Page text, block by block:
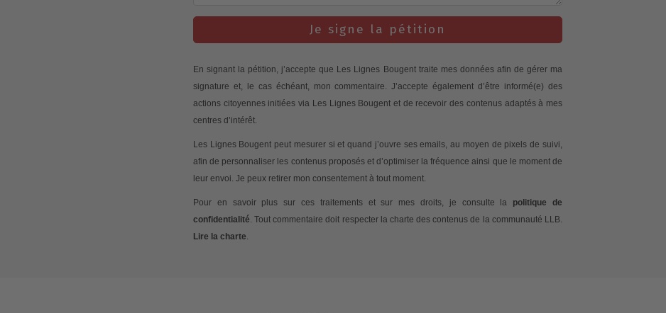
Je signe la pétition
En signant la pétition, j’accepte que Les Lignes Bougent traite mes données afin de gérer ma
signature et, le cas échéant, mon commentaire. J’accepte également d’être informé(e) des
actions citoyennes initiées via Les Lignes Bougent et de recevoir des contenus adaptés à mes
centres d’intérêt.
Les Lignes Bougent peut mesurer si et quand j’ouvre ses emails, au moyen de pixels de suivi,
afin de personnaliser les contenus proposés et d’optimiser la fréquence ainsi que le moment de
leur envoi. Je peux retirer mon consentement à tout moment.
Pour en savoir plus sur ces traitements et sur mes droits, je consulte la politique de
confidentialité. Tout commentaire doit respecter la charte des contenus de la communauté LLB.
Lire la charte.